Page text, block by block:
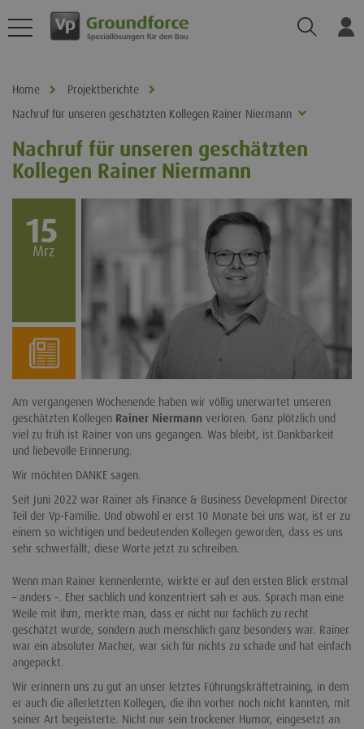
Suchen
Home
Projektberichte
Nachruf für unseren geschätzten Kollegen Rainer Niermann
Nachruf für unseren geschätzten
Kollegen Rainer Niermann
15
Mrz
Am vergangenen Wochenende haben wir völlig unerwartet unseren
geschätzten Kollegen Rainer Niermann verloren. Ganz plötzlich und
viel zu früh ist Rainer von uns gegangen. Was bleibt, ist Dankbarkeit
und liebevolle Erinnerung.
Wir möchten DANKE sagen.
Seit Juni 2022 war Rainer als Finance & Business Development Director
Teil der Vp-Familie. Und obwohl er erst 10 Monate bei uns war, ist er zu
einem so wichtigen und bedeutenden Kollegen geworden, dass es uns
sehr schwerfällt, diese Worte jetzt zu schreiben.
Wenn man Rainer kennenlernte, wirkte er auf den ersten Blick erstmal
– anders -. Eher sachlich und konzentriert sah er aus. Sprach man eine
Weile mit ihm, merkte man, dass er nicht nur fachlich zu recht
geschätzt wurde, sondern auch menschlich ganz besonders war. Rainer
war ein absoluter Macher, war sich für nichts zu schade und hat einfach
angepackt.
Wir erinnern uns zu gut an unser letztes Führungskräftetraining, in dem
er auch die allerletzten Kollegen, die ihn vorher noch nicht kannten, mit
seiner Art begeisterte. Nicht nur sein trockener Humor, eingesetzt an